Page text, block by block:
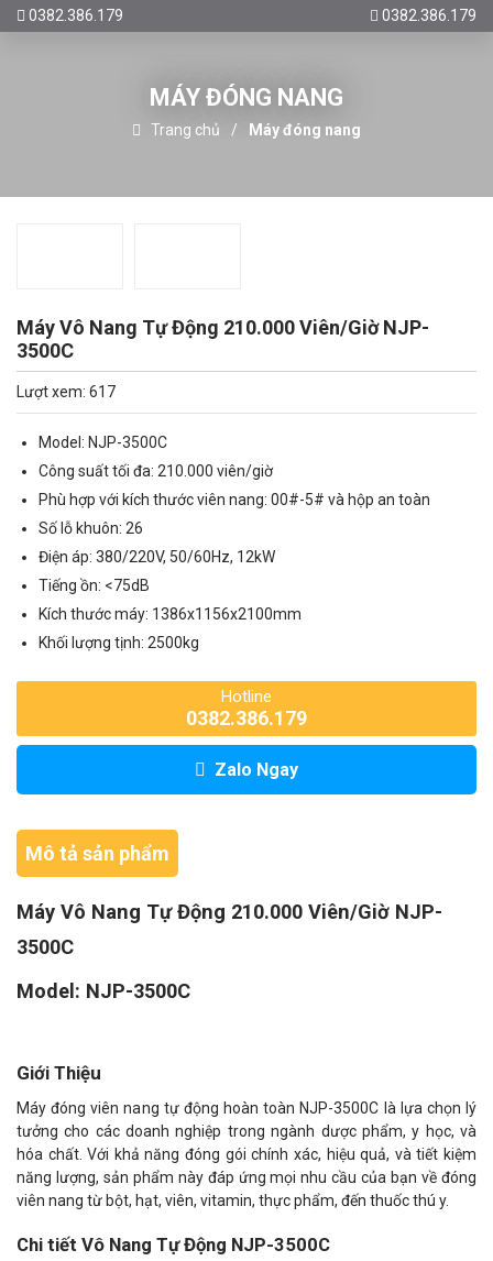
0382.386.179 0382.386.179
MÁY ĐÓNG NANG
Trang chủ Máy đóng nang
Máy Vô Nang Tự Động 210.000 Viên/Giờ NJP-
3500C
Lượt xem: 617
Model: NJP-3500C
Công suất tối đa: 210.000 viên/giờ
Phù hợp với kích thước viên nang: 00#-5# và hộp an toàn
Số lỗ khuôn: 26
Điện áp: 380/220V, 50/60Hz, 12kW
Tiếng ồn: <75dB
Kích thước máy: 1386x1156x2100mm
Khối lượng tịnh: 2500kg
Hotline
0382.386.179
Zalo Ngay
Mô tả sản phẩm
Máy Vô Nang Tự Động 210.000 Viên/Giờ NJP-
3500C
Model: NJP-3500C
Giới Thiệu
Máy đóng viên nang tự động hoàn toàn NJP-3500C là lựa chọn lý
tưởng cho các doanh nghiệp trong ngành dược phẩm, y học, và
hóa chất. Với khả năng đóng gói chính xác, hiệu quả, và tiết kiệm
năng lượng, sản phẩm này đáp ứng mọi nhu cầu của bạn về đóng
viên nang từ bột, hạt, viên, vitamin, thực phẩm, đến thuốc thú y.
Chi tiết Vô Nang Tự Động NJP-3500C